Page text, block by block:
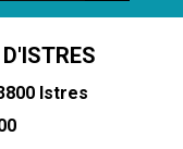
Istres